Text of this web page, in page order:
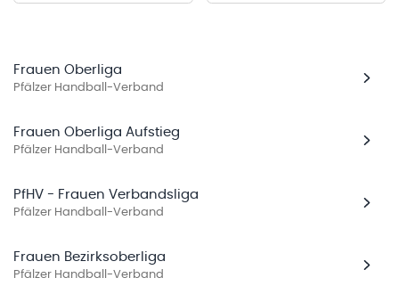
Frauen Oberliga
Pfälzer Handball-Verband
Frauen Oberliga Aufstieg
Pfälzer Handball-Verband
PfHV - Frauen Verbandsliga
Pfälzer Handball-Verband
Frauen Bezirksoberliga
Pfälzer Handball-Verband